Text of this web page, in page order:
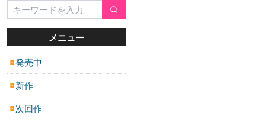
メニュー
▶発売中
▶ 新作
▶ 次回作